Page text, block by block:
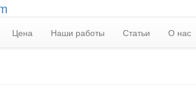
Цена Наши работы Статьи О нас